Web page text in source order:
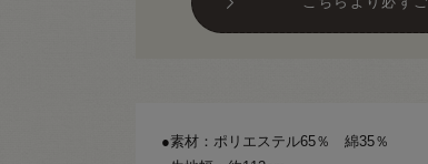
●素材：ポリエステル65％ 綿35％